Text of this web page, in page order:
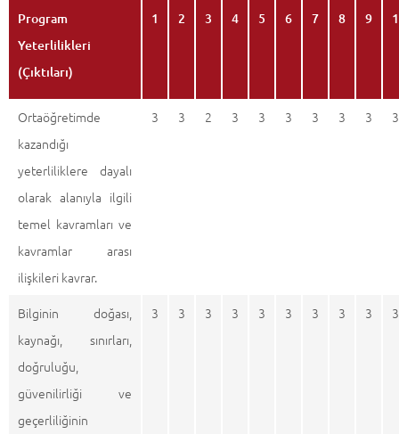
Program
Yeterlilikleri
(Çıktıları)
1 2 3 4 5 6 7 8 9
Ortaöğretimde
kazandığı
yeterliliklere dayalı
olarak alanıyla ilgili
temel kavramları ve
kavramlar arası
ilişkileri kavrar.
3 3 2 3 3 3 3 3 3 3
Bilginin doğası,
kaynağı, sınırları,
doğruluğu,
güvenilirliği ve
geçerliliğinin
3 3 3 3 3 3 3 3 3 3